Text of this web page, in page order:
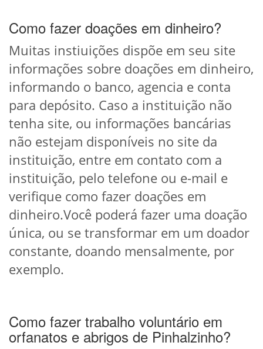
Como fazer doações em dinheiro?
Muitas instiuições dispõe em seu site
informações sobre doações em dinheiro,
informando o banco, agencia e conta
para depósito. Caso a instituição não
tenha site, ou informações bancárias
não estejam disponíveis no site da
instituição, entre em contato com a
instituição, pelo telefone ou e-mail e
verifique como fazer doações em
dinheiro.Você poderá fazer uma doação
única, ou se transformar em um doador
constante, doando mensalmente, por
exemplo.
Como fazer trabalho voluntário em
orfanatos e abrigos de Pinhalzinho?